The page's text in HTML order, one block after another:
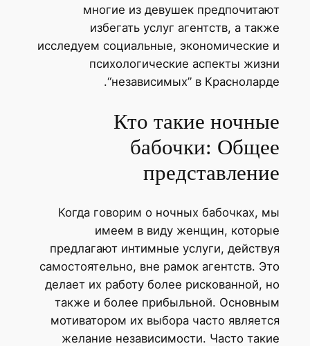
многие из девушек
избегать услуг агентств, а
исследуем социальные, экономические
психологические аспекты
“независимых” в
Кто такие
бабочки:
Когда говорим о ночных бабочках,
имеем в виду женщин,
предлагают интимные услуги,
самостоятельно, вне рамок агентств.
делает их работу более рискованной,
также и более прибыльной.
мотиватором их выбора часто
желание независимости. Часто